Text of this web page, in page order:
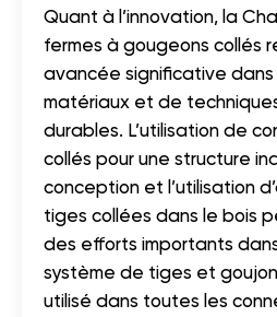
Quant à l’innovation, la
fermes à gougeons collés
avancée significative dans
matériaux et de
durables. L’utilisation de
collés pour une structure
conception et l’utilisation
tiges collées dans le bois
des efforts importants
système de tiges et
utilisé dans toutes les